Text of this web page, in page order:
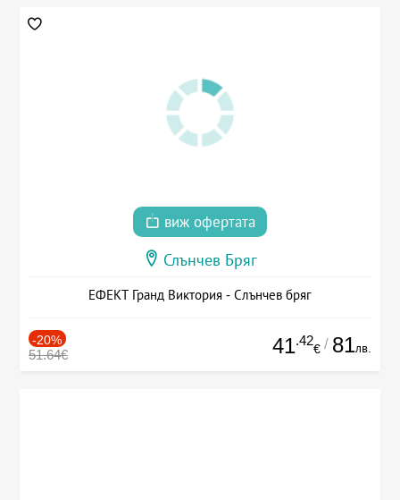
виж офертата
Слънчев Бряг
ЕФЕКТ Гранд Виктория - Слънчев бряг
-20%
51.64€ 41.42
€ / 81лв.